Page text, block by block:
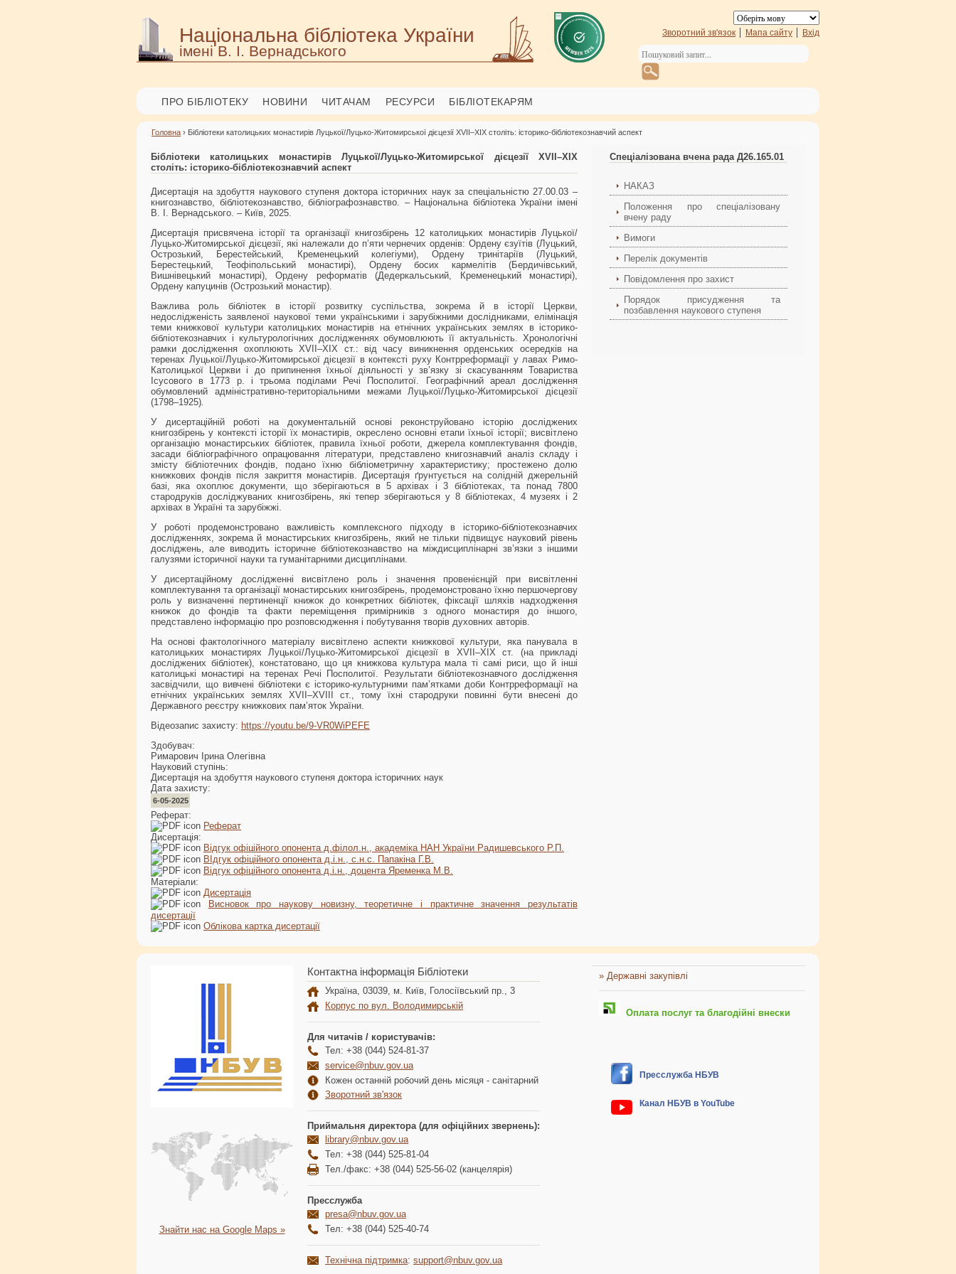
Національна бібліотека України
імені В. І. Вернадського
Зворотний зв'язок Мапа сайту Вхід
ПРО БІБЛІОТЕКУ НОВИНИ ЧИТАЧАМ РЕСУРСИ БІБЛІОТЕКАРЯМ
Головна › Бібліотеки католицьких монастирів Луцької/Луцько-Житомирської дієцезії XVII–XIX століть: історико-бібліотекознавчий аспект
Бібліотеки католицьких монастирів Луцької/Луцько-Житомирської дієцезії XVII–XIX
століть: історико-бібліотекознавчий аспект
Дисертація на здобуття наукового ступеня доктора історичних наук за спеціальністю 27.00.03 –
книгознавство, бібліотекознавство, бібліографознавство. – Національна бібліотека України імені
В. І. Вернадського. – Київ, 2025.
Дисертація присвячена історії та організації книгозбірень 12 католицьких монастирів Луцької/
Луцько-Житомирської дієцезії, які належали до п’яти чернечих орденів: Ордену єзуїтів (Луцький,
Острозький, Берестейський, Кременецький колегіуми), Ордену тринітаріїв (Луцький,
Берестецький, Теофіпольський монастирі), Ордену босих кармелітів (Бердичівський,
Вишнівецький монастирі), Ордену реформатів (Дедеркальський, Кременецький монастирі),
Ордену капуцинів (Острозький монастир).
Важлива роль бібліотек в історії розвитку суспільства, зокрема й в історії Церкви,
недослідженість заявленої наукової теми українськими і зарубіжними дослідниками, елімінація
теми книжкової культури католицьких монастирів на етнічних українських землях в історико-
бібліотекознавчих і культурологічних дослідженнях обумовлюють її актуальність. Хронологічні
рамки дослідження охоплюють XVIІ–XIX ст.: від часу виникнення орденських осередків на
теренах Луцької/Луцько-Житомирської дієцезії в контексті руху Контрреформації у лавах Римо-
Католицької Церкви і до припинення їхньої діяльності у зв’язку зі скасуванням Товариства
Ісусового в 1773 р. і трьома поділами Речі Посполитої. Географічний ареал дослідження
обумовлений адміністративно-територіальними межами Луцької/Луцько-Житомирської дієцезії
(1798–1925).
У дисертаційній роботі на документальній основі реконструйовано історію досліджених
книгозбірень у контексті історії їх монастирів, окреслено основні етапи їхньої історії; висвітлено
організацію монастирських бібліотек, правила їхньої роботи, джерела комплектування фондів,
засади бібліографічного опрацювання літератури, представлено книгознавчий аналіз складу і
змісту бібліотечних фондів, подано їхню бібліометричну характеристику; простежено долю
книжкових фондів після закриття монастирів. Дисертація ґрунтується на солідній джерельній
базі, яка охоплює документи, що зберігаються в 5 архівах і 3 бібліотеках, та понад 7800
стародруків досліджуваних книгозбірень, які тепер зберігаються у 8 бібліотеках, 4 музеях і 2
архівах в Україні та зарубіжжі.
У роботі продемонстровано важливість комплексного підходу в історико-бібліотекознавчих
дослідженнях, зокрема й монастирських книгозбірень, який не тільки підвищує науковий рівень
досліджень, але виводить історичне бібліотекознавство на міждисциплінарні зв’язки з іншими
галузями історичної науки та гуманітарними дисциплінами.
У дисертаційному дослідженні висвітлено роль і значення провенієнцій при висвітленні
комплектування та організації монастирських книгозбірень, продемонстровано їхню першочергову
роль у визначенні пертиненції книжок до конкретних бібліотек, фіксації шляхів надходження
книжок до фондів та факти переміщення примірників з одного монастиря до іншого,
представлено інформацію про розповсюдження і побутування творів духовних авторів.
На основі фактологічного матеріалу висвітлено аспекти книжкової культури, яка панувала в
католицьких монастирях Луцької/Луцько-Житомирської дієцезії в XVII–ХІХ ст. (на прикладі
досліджених бібліотек), констатовано, що ця книжкова культура мала ті самі риси, що й інші
католицькі монастирі на теренах Речі Посполитої. Результати бібліотекознавчого дослідження
засвідчили, що вивчені бібліотеки є історико-культурними пам’ятками доби Контрреформації на
етнічних українських землях XVII–XVIII ст., тому їхні стародруки повинні бути внесені до
Державного реєстру книжкових пам’яток України.
Відеозапис захисту: https://youtu.be/9-VR0WiPEFE
Здобувач:
Римарович Ірина Олегівна
Науковий ступінь:
Дисертація на здобуття наукового ступеня доктора історичних наук
Дата захисту:
6-05-2025
Реферат:
Реферат
Дисертація:
Відгук офіційного опонента д.філол.н., академіка НАН України Радишевського Р.П.
ВІдгук офіційного опонента д.і.н., с.н.с. Папакіна Г.В.
Відгук офіційного опонента д.і.н., доцента Яременка М.В.
Матеріали:
Дисертація
Висновок про наукову новизну, теоретичне і практичне значення результатів
дисертації
Облікова картка дисертації
Спеціалізована вчена рада Д26.165.01
НАКАЗ
Положення про спеціалізовану
вчену раду
Вимоги
Перелік документів
Повідомлення про захист
Порядок присудження та
позбавлення наукового ступеня
Знайти нас на Google Maps »
Контактна інформація Бібліотеки
Україна, 03039, м. Київ, Голосіївський пр., 3
Корпус по вул. Володимирській
Для читачів / користувачів:
Тел: +38 (044) 524-81-37
service@nbuv.gov.ua
Кожен останній робочий день місяця - санітарний
Зворотний зв'язок
Приймальня директора (для офіційних звернень):
library@nbuv.gov.ua
Тел: +38 (044) 525-81-04
Тел./факс: +38 (044) 525-56-02 (канцелярія)
Пресслужба
presa@nbuv.gov.ua
Тел: +38 (044) 525-40-74
Технічна підтримка: support@nbuv.gov.ua
» Державні закупівлі
Оплата послуг та благодійні внески
Пресслужба НБУВ
Канал НБУВ в YouTube